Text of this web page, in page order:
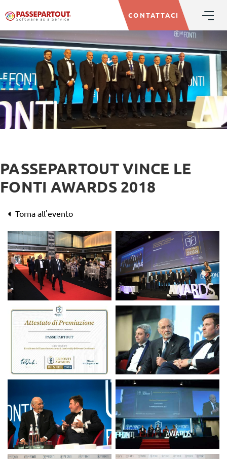
CONTATTACI
PASSEPARTOUT VINCE LE
FONTI AWARDS 2018
Torna all'evento
Premio Le fonti Awards
Premio Le fonti Awards
Premio Le fonti Awards
2018
Premio Le fonti Awards
2018